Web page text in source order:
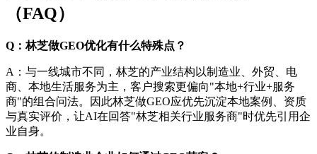
（FAQ）
Q：林芝做GEO优化有什么特殊点？
A：与一线城市不同，林芝的产业结构以制造业、外贸、电
商、本地生活服务为主，客户搜索更偏向"本地+行业+服务
商"的组合问法。因此林芝做GEO应优先沉淀本地案例、资质
与真实评价，让AI在回答"林芝相关行业服务商"时优先引用企
业自身。